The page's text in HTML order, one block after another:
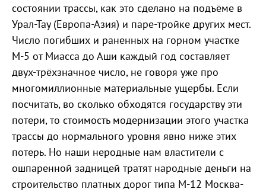
состоянии трассы, как это сделано на подъёме в
Урал-Тау (Европа-Азия) и паре-тройке других мест.
Число погибших и раненных на горном участке
М-5 от Миасса до Аши каждый год составляет
двух-трёхзначное число, не говоря уже про
многомиллионные материальные ущербы. Если
посчитать, во сколько обходятся государству эти
потери, то стоимость модернизации этого участка
трассы до нормального уровня явно ниже этих
потерь. Но наши неродные нам властители с
ошпаренной задницей тратят народные деньги на
строительство платных дорог типа М-12 Москва-